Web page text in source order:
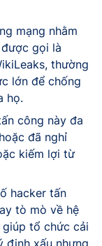
mạng nhằm
gọi là
thường
lớn để chống
họ.
công này đa
đã nghỉ
kiếm lợi từ
hacker tấn
tò mò về hệ
tổ chức cải
định xấu nhưng